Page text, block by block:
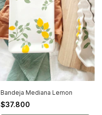
Bandeja Mediana Lemon
$37.800